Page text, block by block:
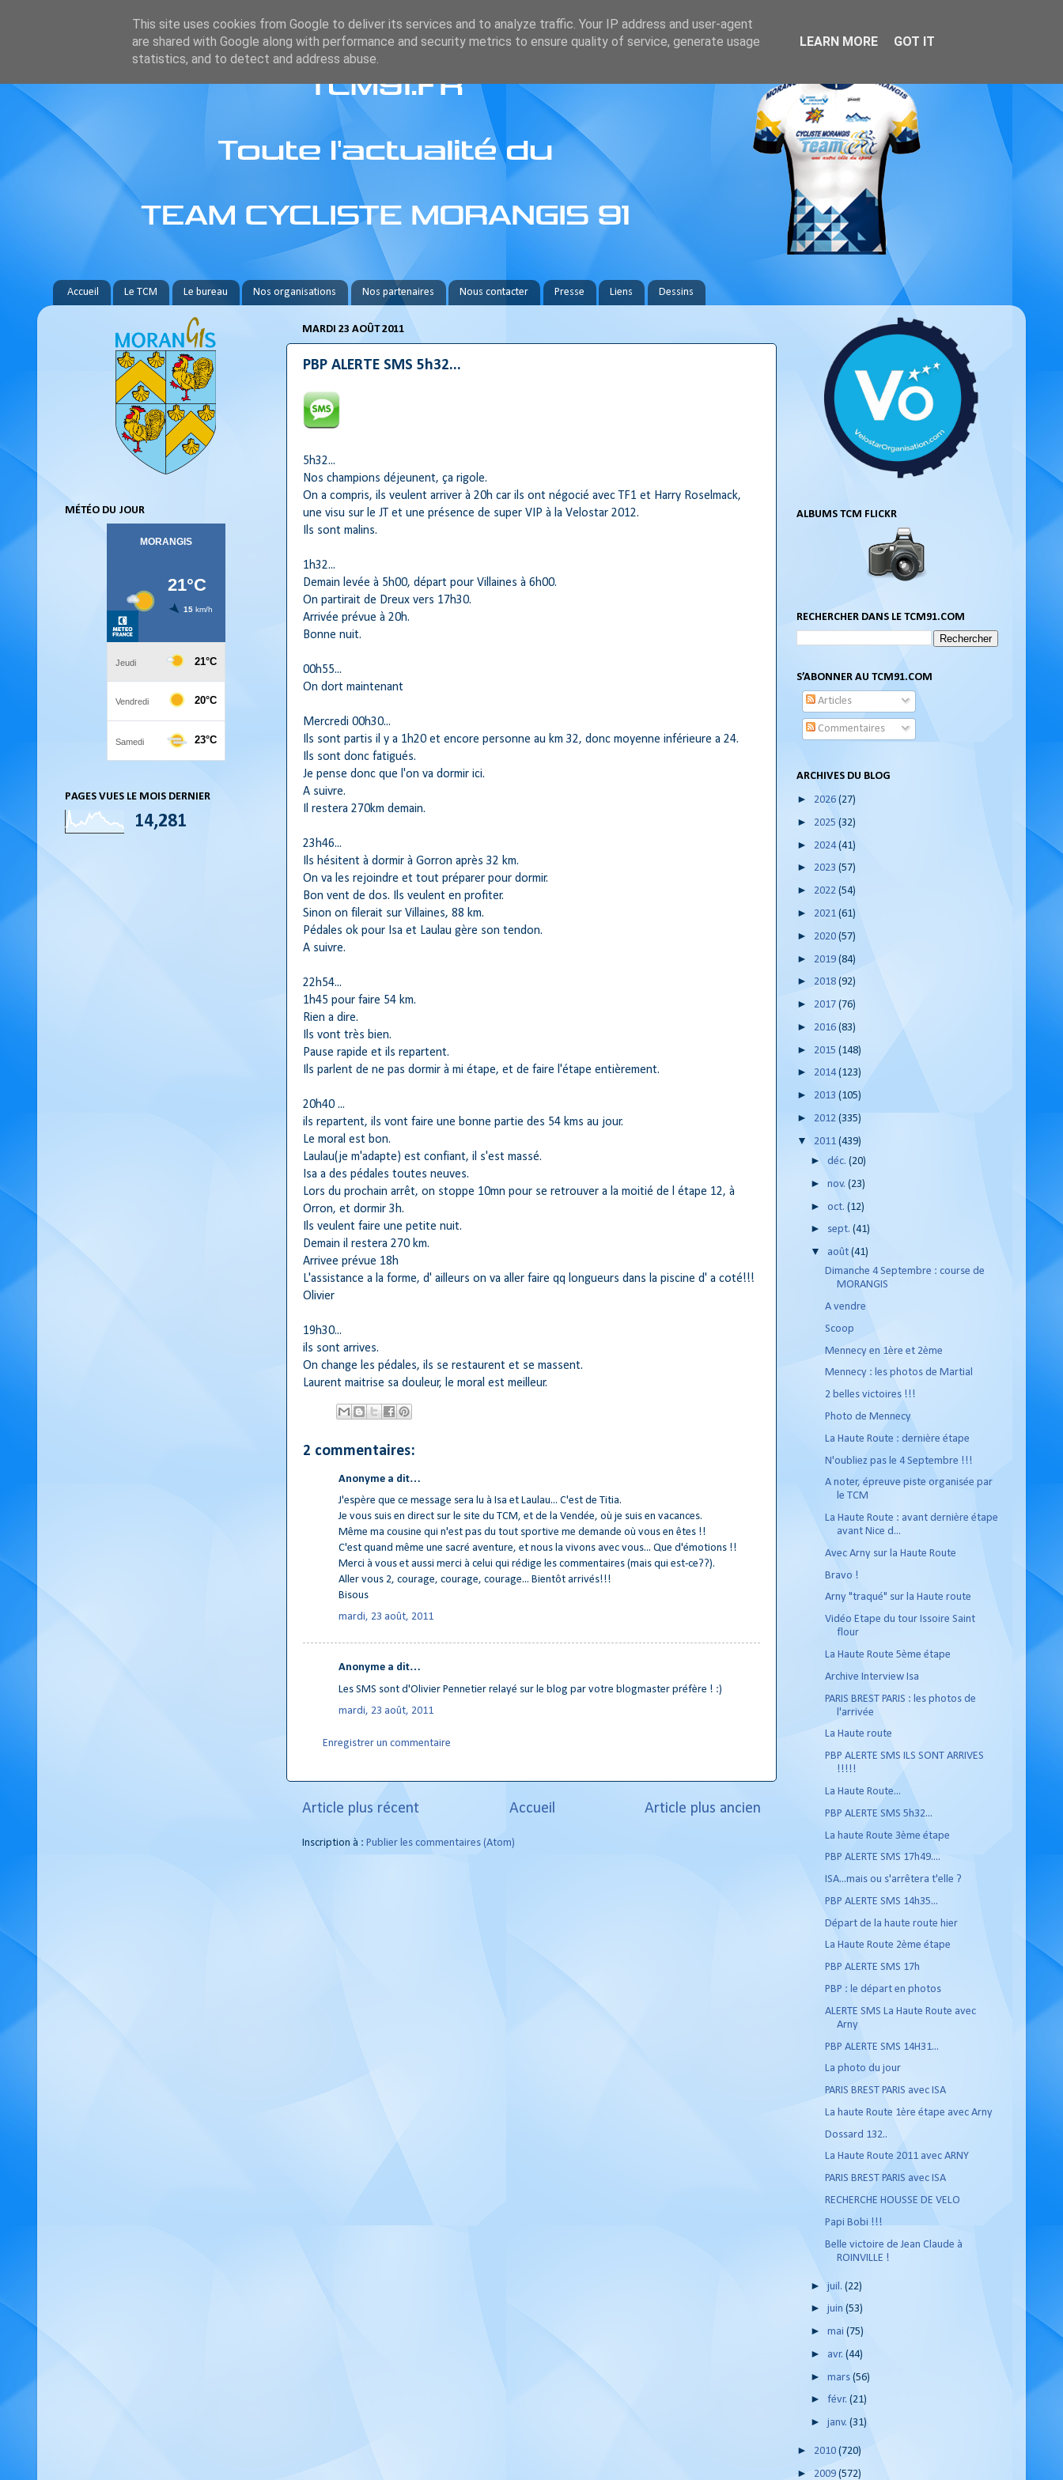
Accueil Le TCM Le bureau Nos organisations Nos partenaires Nous contacter Presse Liens Dessins
MARDI 23 AOÛT 2011
PBP ALERTE SMS 5h32...
5h32...
Nos champions déjeunent, ça rigole.
On a compris, ils veulent arriver à 20h car ils ont négocié avec TF1 et Harry Roselmack,
une visu sur le JT et une présence de super VIP à la Velostar 2012.
Ils sont malins.
1h32...
Demain levée à 5h00, départ pour Villaines à 6h00.
On partirait de Dreux vers 17h30.
Arrivée prévue à 20h.
Bonne nuit.
00h55...
On dort maintenant
Mercredi 00h30...
Ils sont partis il y a 1h20 et encore personne au km 32, donc moyenne inférieure a 24.
Ils sont donc fatigués.
Je pense donc que l'on va dormir ici.
A suivre.
Il restera 270km demain.
23h46...
Ils hésitent à dormir à Gorron après 32 km.
On va les rejoindre et tout préparer pour dormir.
Bon vent de dos. Ils veulent en profiter.
Sinon on filerait sur Villaines, 88 km.
Pédales ok pour Isa et Laulau gère son tendon.
A suivre.
22h54...
1h45 pour faire 54 km.
Rien a dire.
Ils vont très bien.
Pause rapide et ils repartent.
Ils parlent de ne pas dormir à mi étape, et de faire l'étape entièrement.
20h40 ...
ils repartent, ils vont faire une bonne partie des 54 kms au jour.
Le moral est bon.
Laulau(je m'adapte) est confiant, il s'est massé.
Isa a des pédales toutes neuves.
Lors du prochain arrêt, on stoppe 10mn pour se retrouver a la moitié de l étape 12, à
Orron, et dormir 3h.
Ils veulent faire une petite nuit.
Demain il restera 270 km.
Arrivee prévue 18h
L'assistance a la forme, d' ailleurs on va aller faire qq longueurs dans la piscine d' a coté!!!
Olivier
19h30...
ils sont arrives.
On change les pédales, ils se restaurent et se massent.
Laurent maitrise sa douleur, le moral est meilleur.
2 commentaires:
Anonyme a dit…
J'espère que ce message sera lu à Isa et Laulau... C'est de Titia.
Je vous suis en direct sur le site du TCM, et de la Vendée, où je suis en vacances.
Même ma cousine qui n'est pas du tout sportive me demande où vous en êtes !!
C'est quand même une sacré aventure, et nous la vivons avec vous... Que d'émotions !!
Merci à vous et aussi merci à celui qui rédige les commentaires (mais qui est-ce??).
Aller vous 2, courage, courage, courage... Bientôt arrivés!!!
Bisous
mardi, 23 août, 2011
Anonyme a dit…
Les SMS sont d'Olivier Pennetier relayé sur le blog par votre blogmaster préfère ! :)
mardi, 23 août, 2011
Enregistrer un commentaire
Article plus récent Article plus ancien
Accueil
Inscription à : Publier les commentaires (Atom)
MÉTÉO DU JOUR
PAGES VUES LE MOIS DERNIER
14,281
ALBUMS TCM FLICKR
RECHERCHER DANS LE TCM91.COM
S’ABONNER AU TCM91.COM
Articles
Commentaires
ARCHIVES DU BLOG
► 2026 (27)
► 2025 (32)
► 2024(41)
► 2023 (57)
► 2022 (54)
► 2021 (61)
► 2020 (57)
► 2019 (84)
► 2018 (92)
► 2017 (76)
► 2016 (83)
► 2015 (148)
► 2014(123)
► 2013 (105)
► 2012 (335)
▼ 2011 (439)
►déc.(20)
►nov.(23)
►oct.(12)
► sept.(41)
▼ août(41)
Dimanche 4 Septembre : course de
MORANGIS
A vendre
Scoop
Mennecy en 1ère et 2ème
Mennecy : les photos de Martial
2 belles victoires !!!
Photo de Mennecy
La Haute Route : dernière étape
N'oubliez pas le 4 Septembre !!!
A noter, épreuve piste organisée par
le TCM
La Haute Route : avant dernière étape
avant Nice d...
Avec Arny sur la Haute Route
Bravo !
Arny "traqué" sur la Haute route
Vidéo Etape du tour Issoire Saint
flour
La Haute Route 5ème étape
Archive Interview Isa
PARIS BREST PARIS : les photos de
l'arrivée
La Haute route
PBP ALERTE SMS ILS SONT ARRIVES
!!!!!
La Haute Route...
PBP ALERTE SMS 5h32...
La haute Route 3ème étape
PBP ALERTE SMS 17h49....
ISA...mais ou s'arrêtera t'elle ?
PBP ALERTE SMS 14h35...
Départ de la haute route hier
La Haute Route 2ème étape
PBP ALERTE SMS 17h
PBP : le départ en photos
ALERTE SMS La Haute Route avec
Arny
PBP ALERTE SMS 14H31...
La photo du jour
PARIS BREST PARIS avec ISA
La haute Route 1ère étape avec Arny
Dossard 132..
La Haute Route 2011 avec ARNY
PARIS BREST PARIS avec ISA
RECHERCHE HOUSSE DE VELO
Papi Bobi !!!
Belle victoire de Jean Claude à
ROINVILLE !
►juil.(22)
►juin(53)
►mai(75)
► avr.(44)
►mars(56)
►févr.(21)
►janv.(31)
► 2010 (720)
► 2009 (572)
This site uses cookies from Google to deliver its services and to analyze traffic. Your IP address and user-agent
are shared with Google along with performance and security metrics to ensure quality of service, generate usage
statistics, and to detect and address abuse.
LEARN MORE GOT IT